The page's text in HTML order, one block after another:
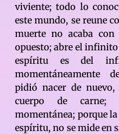
viviente; todo lo
este mundo, se reune
muerte no acaba
opuesto; abre el
espíritu es del
momentáneamente
pidió nacer de
cuerpo de carne;
momentánea; porque
espíritu, no se mide en